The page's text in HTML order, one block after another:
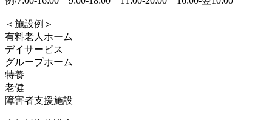
＜施設例＞
有料老人ホーム
デイサービス
グループホーム
特養
老健
障害者支援施設